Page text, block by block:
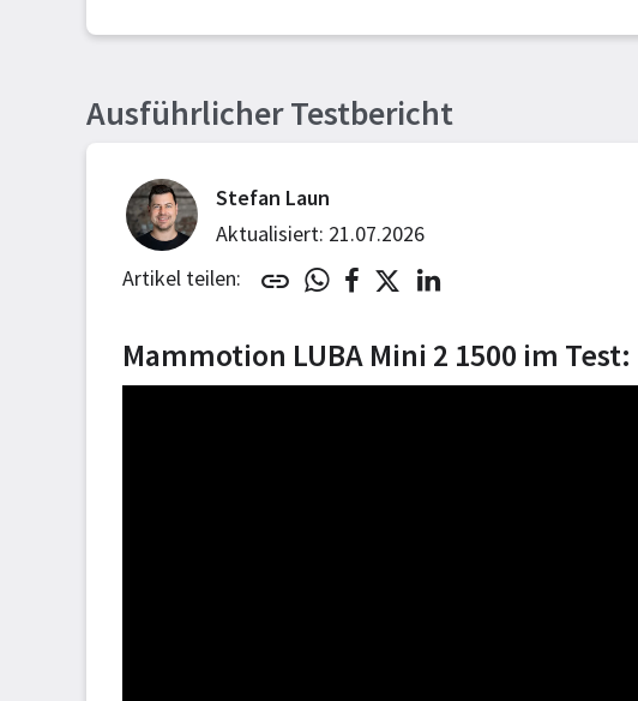
Ausführlicher Testbericht
Stefan Laun
Aktualisiert: 21.07.2026
Artikel teilen:
Mammotion LUBA Mini 2 1500 im